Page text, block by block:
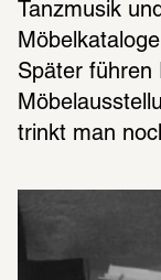
Tanzmusik
Später führen
trinkt man